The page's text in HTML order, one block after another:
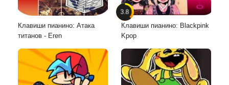
Клавиши пианино: Атака
титанов - Eren
3.8
Клавиши пианино: Blackpink
Kpop